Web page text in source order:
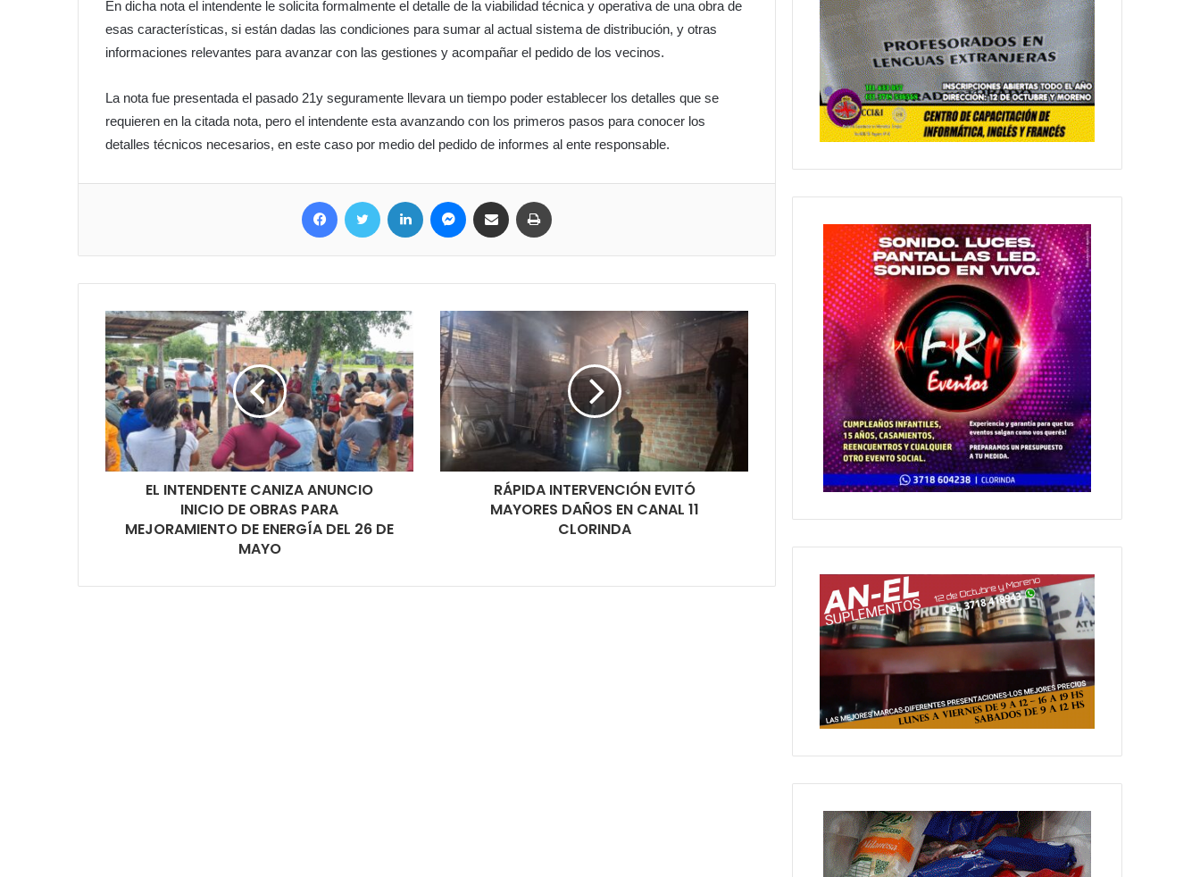
En dicha nota el intendente le solicita formalmente el detalle de la viabilidad técnica y operativa de una obra de
esas características, si están dadas las condiciones para sumar al actual sistema de distribución, y otras
informaciones relevantes para avanzar con las gestiones y acompañar el pedido de los vecinos.
La nota fue presentada el pasado 21y seguramente llevara un tiempo poder establecer los detalles que se
requieren en la citada nota, pero el intendente esta avanzando con los primeros pasos para conocer los
detalles técnicos necesarios, en este caso por medio del pedido de informes al ente responsable.
EL INTENDENTE CANIZA ANUNCIO
INICIO DE OBRAS PARA
MEJORAMIENTO DE ENERGÍA DEL 26 DE
MAYO
RÁPIDA INTERVENCIÓN EVITÓ
MAYORES DAÑOS EN CANAL 11
CLORINDA